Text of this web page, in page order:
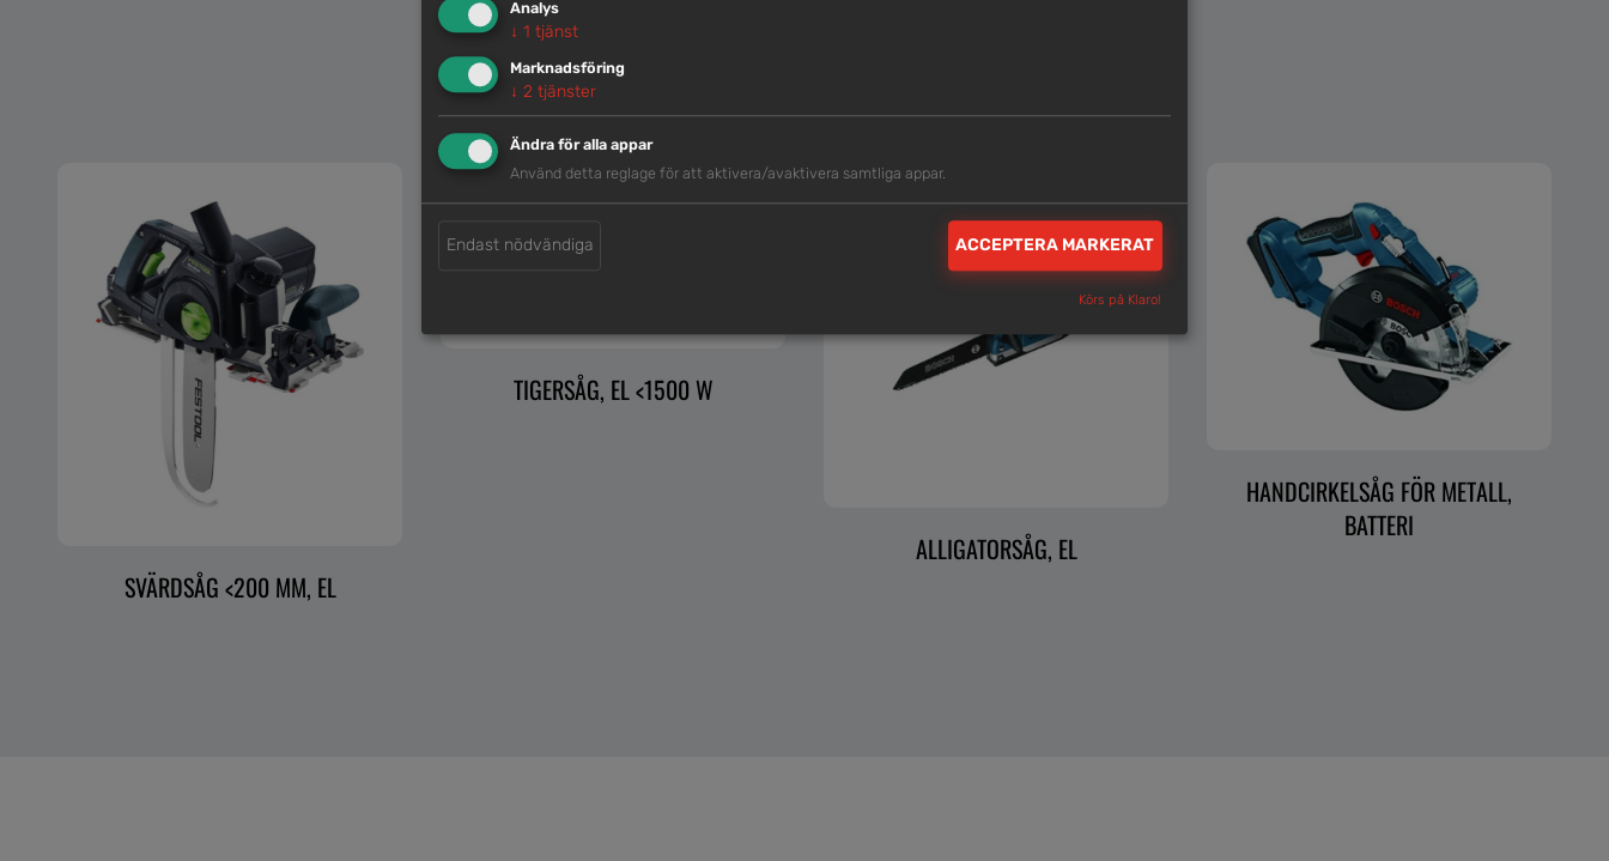
SVÄRDSÅG <200 MM, EL
TIGERSÅG, EL <1500 W
ALLIGATORSÅG, EL
HANDCIRKELSÅG FÖR METALL,
BATTERI
Analys
↓ 1 tjänst
Marknadsföring
↓ 2 tjänster
Ändra för alla appar
Använd detta reglage för att aktivera/avaktivera samtliga appar.
Endast nödvändiga ACCEPTERA MARKERAT
Körs på Klaro!